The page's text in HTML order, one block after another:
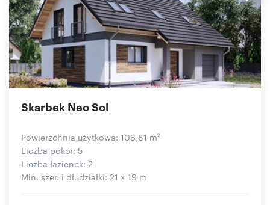
Skarbek Neo Sol
Powierzchnia użytkowa: 106,81 m2
Liczba pokoi: 5
Liczba łazienek: 2
Min. szer. i dł. działki: 21 x 19 m